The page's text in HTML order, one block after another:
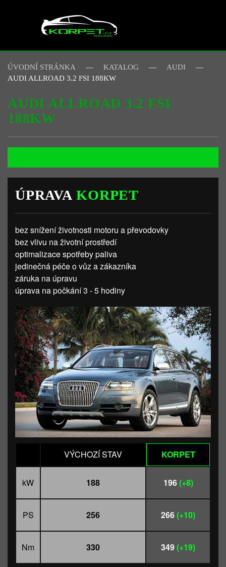
Skip to main content
ÚVODNÍ STRÁNKA KATALOG
AUDI
AUDI ALLROAD 3.2 FSI 188KW
AUDI ALLROAD 3.2 FSI
188KW
ÚPRAVAKORPET
bez snížení životnosti motoru a převodovky
bez vlivu na životní prostředí
optimalizace spotřeby paliva
jedinečná péče o vůz a zákazníka
záruka na úpravu
úprava na počkání 3 - 5 hodiny
VÝCHOZÍ STAV KORPET
kW 188 196(+8)
PS 256 266(+10)
Nm 330 349(+19)